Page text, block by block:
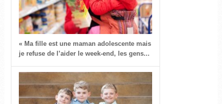
« Ma fille est une maman adolescente mais
je refuse de l’aider le week-end, les gens...